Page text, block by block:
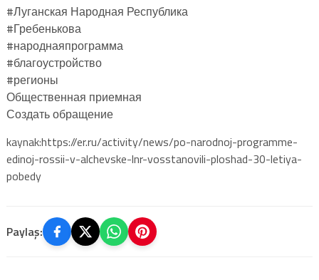
#Луганская Народная Республика
#Гребенькова
#народнаяпрограмма
#благоустройство
#регионы
Общественная приемная
Создать обращение
kaynak:https://er.ru/activity/news/po-narodnoj-programme-
edinoj-rossii-v-alchevske-lnr-vosstanovili-ploshad-30-letiya-
pobedy
Paylaş: